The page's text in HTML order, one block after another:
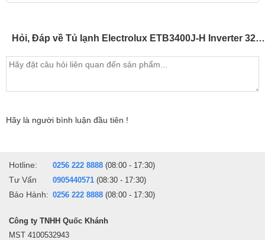
chưa kín tủ lạnh sẽ tự động phát ra tiếng chuông thông báo để bạn
việc cửa tủ lạnh bị mở quá lâu gây thất thoát hơi lạnh, giảm nhiệt
Hỏi, Đáp về Tủ lạnh Electrolux ETB3400J-H Inverter 320L
Hãy là người bình luận đầu tiên !
Hotline: 0256 222 8888 (08:00 - 17:30)
Tư Vấn 0905440571 (08:30 - 17:30)
Bảo Hành: 0256 222 8888 (08:00 - 17:30)
Công ty TNHH Quốc Khánh
MST 4100532943